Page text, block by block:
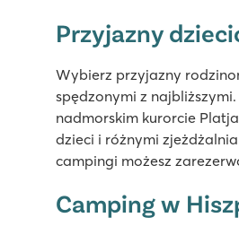
Internacional de Calonge
Internacional de Calonge
Hiszpania - - Costa Brava - Platja
Tarasowy położony z
Przy pięknej piaszczystej plaży
W pobliżu kurortu Playa d'Aro
Przyjazny
Wybierz przyjazny
spędzonymi z
nadmorskim kurorcie
dzieci i różnymi
campingi możesz
Camping w